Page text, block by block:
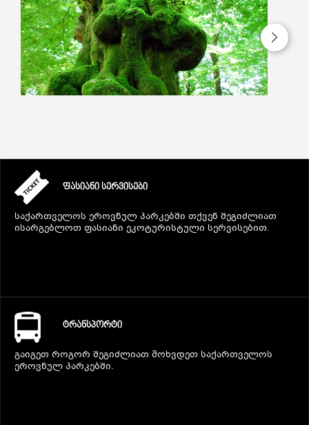
ᲤᲐᲡᲘᲐᲜᲘ ᲡᲔᲠᲕᲘᲡᲔᲑᲘ
საქართველოს ეროვნულ პარკებში თქვენ შეგიძლიათ
ისარგებლოთ ფასიანი ეკოტურისტული სერვისებით.
ᲢᲠᲐᲜᲡᲞᲝᲠᲢᲘ
გაიგეთ როგორ შეგიძლიათ მოხვდეთ საქართველოს
ეროვნულ პარკებში.